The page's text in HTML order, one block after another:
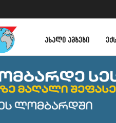
ᲐᲮᲐᲚᲘ ᲐᲛᲑᲔᲑᲘ